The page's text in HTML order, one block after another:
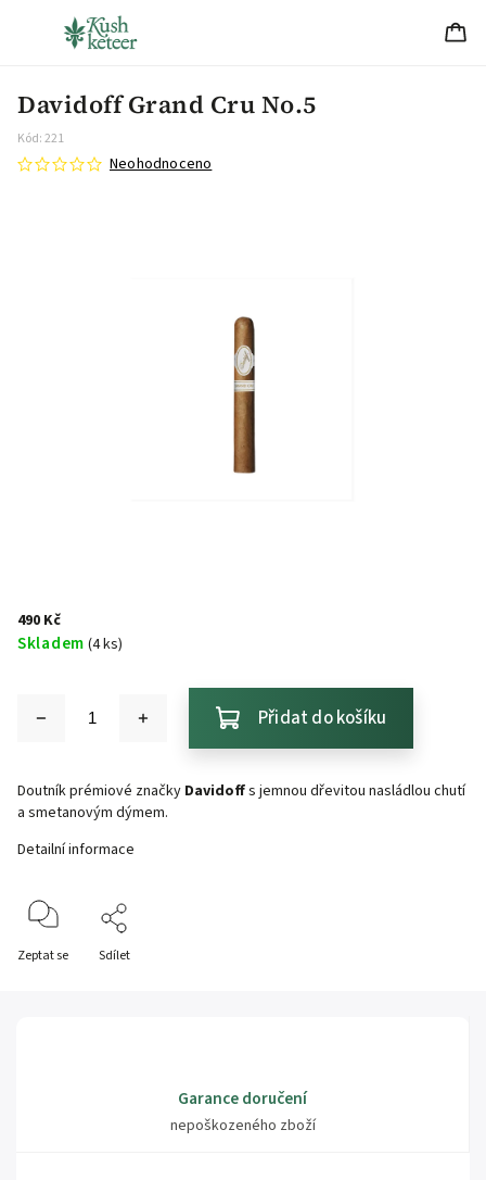
Davidoff Grand Cru No.5
Kód:221
Neohodnoceno
490 Kč
Skladem (4 ks)
Přidat do košíku
Doutník prémiové značky Davidoffs jemnou dřevitou nasládlou chutí
a smetanovým dýmem.
Detailní informace
Zeptat se Sdílet
Garance doručení
nepoškozeného zboží